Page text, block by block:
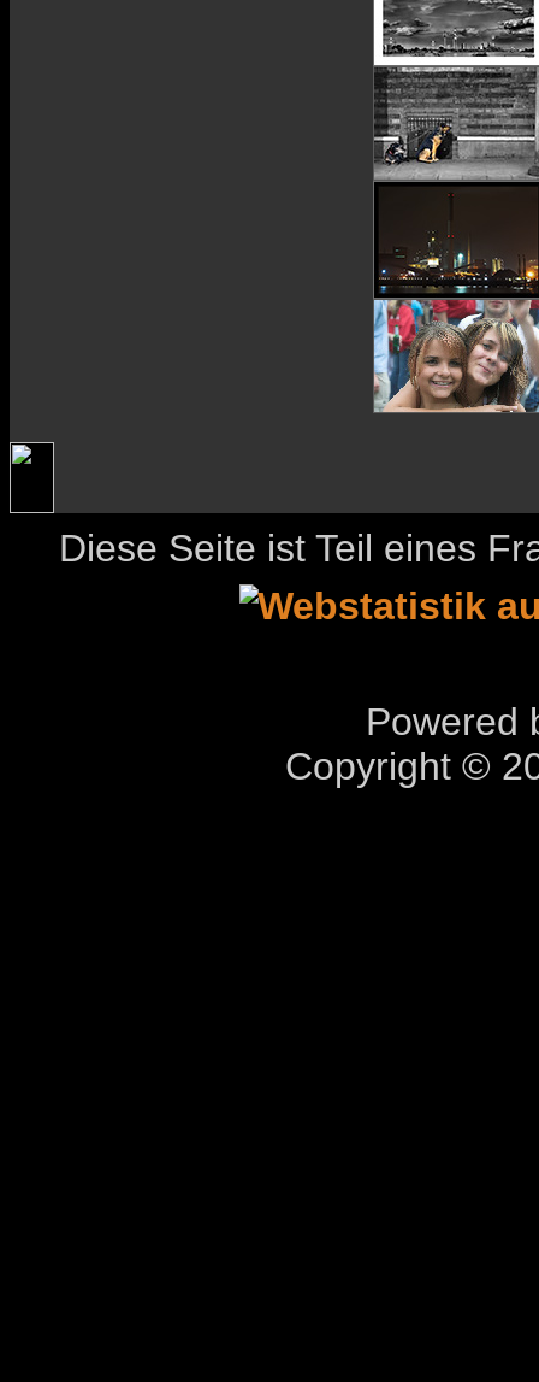
Diese Seite ist Teil eines
Powered
Copyright ©